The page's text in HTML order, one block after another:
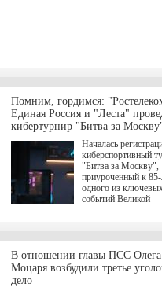
Помним, гордимся:
Единая Россия и "Леста"
кибертурнир "Битва за
Началась
киберспортивный
"Битва за Москву",
приуроченный к
одного из
событий Великой
игре "Мир танков"
выступили
партия "Единая
игровая студия
В отношении главы ПСС Олега
Моцаря возбудили третье
дело